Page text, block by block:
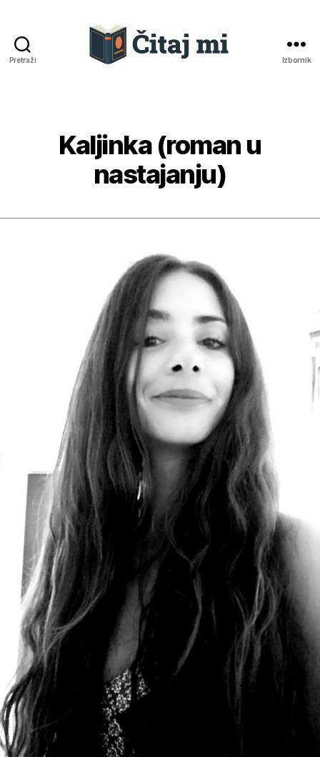
Pretraži Izbornik
Kategorije
Kaljinka (roman u
nastajanju)